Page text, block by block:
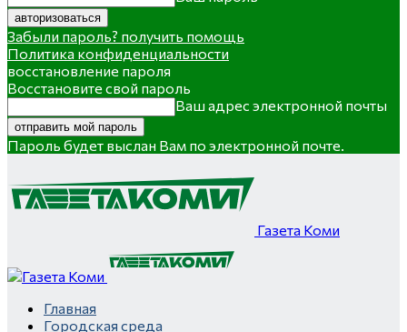
Забыли пароль? получить помощь
Политика конфиденциальности
восстановление пароля
Восстановите свой пароль
Ваш адрес электронной почты
Пароль будет выслан Вам по электронной почте.
Газета Коми
Главная
Городская среда